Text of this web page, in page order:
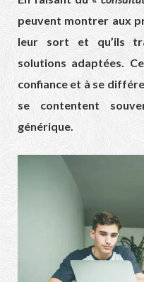
peuvent montrer aux
leur sort et qu’ils
solutions adaptées.
confiance et à se
se contentent
générique.